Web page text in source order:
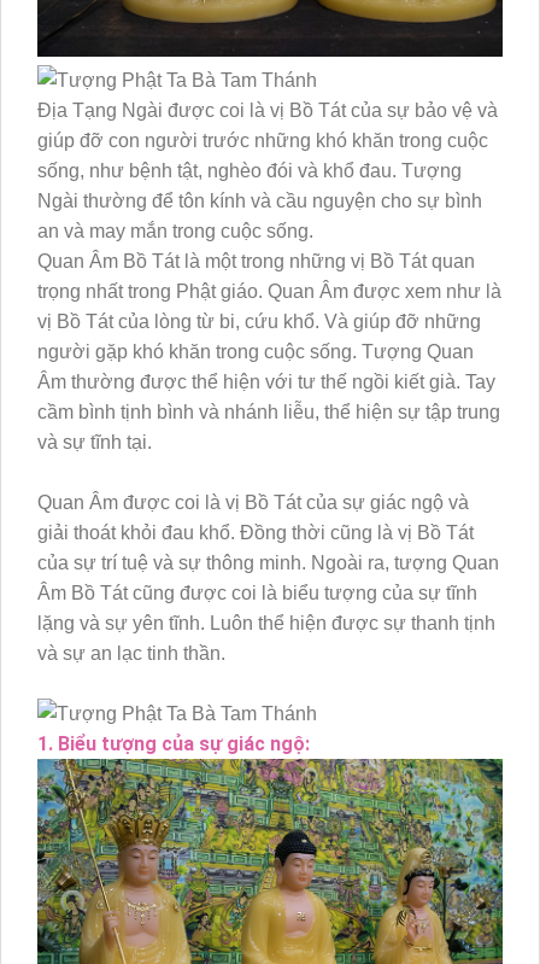
Địa Tạng Ngài được coi là vị Bồ Tát của sự bảo vệ và
giúp đỡ con người trước những khó khăn trong cuộc
sống, như bệnh tật, nghèo đói và khổ đau. Tượng
Ngài thường để tôn kính và cầu nguyện cho sự bình
an và may mắn trong cuộc sống.
Quan Âm Bồ Tát là một trong những vị Bồ Tát quan
trọng nhất trong Phật giáo. Quan Âm được xem như là
vị Bồ Tát của lòng từ bi, cứu khổ. Và giúp đỡ những
người gặp khó khăn trong cuộc sống. Tượng Quan
Âm thường được thể hiện với tư thế ngồi kiết già. Tay
cầm bình tịnh bình và nhánh liễu, thể hiện sự tập trung
và sự tĩnh tại.
Quan Âm được coi là vị Bồ Tát của sự giác ngộ và
giải thoát khỏi đau khổ. Đồng thời cũng là vị Bồ Tát
của sự trí tuệ và sự thông minh. Ngoài ra, tượng Quan
Âm Bồ Tát cũng được coi là biểu tượng của sự tĩnh
lặng và sự yên tĩnh. Luôn thể hiện được sự thanh tịnh
và sự an lạc tinh thần.
1. Biểu tượng của sự giác ngộ: